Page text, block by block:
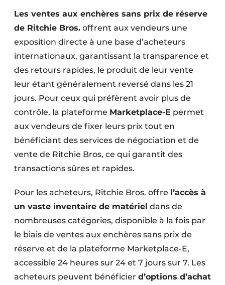
Les ventes aux enchères sans prix de réserve
de Ritchie Bros. offrent aux vendeurs une
exposition directe à une base d’acheteurs
internationaux, garantissant la transparence et
des retours rapides, le produit de leur vente
leur étant généralement reversé dans les 21
jours. Pour ceux qui préfèrent avoir plus de
contrôle, la plateforme Marketplace-E permet
aux vendeurs de fixer leurs prix tout en
bénéficiant des services de négociation et de
vente de Ritchie Bros, ce qui garantit des
transactions sûres et rapides.
Pour les acheteurs, Ritchie Bros. offre l’accès à
un vaste inventaire de matériel dans de
nombreuses catégories, disponible à la fois par
le biais de ventes aux enchères sans prix de
réserve et de la plateforme Marketplace-E,
accessible 24 heures sur 24 et 7 jours sur 7. Les
acheteurs peuvent bénéficier d’options d’achat